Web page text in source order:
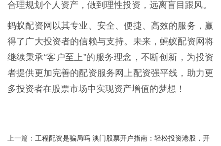
合理规划个人资产，做到理性投资，远离盲目跟风。
蚂蚁配资网以其专业、安全、便捷、高效的服务，赢
得了广大投资者的信赖与支持。未来，蚂蚁配资网将
继续秉承“客户至上”的服务理念，不断创新，为投资
者提供更加完善的配资服务网上配资强平线，助力更
多投资者在股票市场中实现资产增值的梦想！
上一篇： 工程配资是骗局吗 澳门股票开户指南：轻松投资港股，开